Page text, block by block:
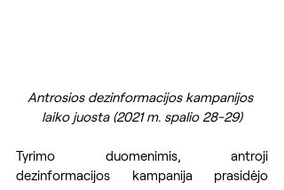
Antrosios dezinformacijos kampanijos
laiko juosta (2021 m. spalio 28-29)
Tyrimo duomenimis, antroji
dezinformacijos kampanija prasidėjo